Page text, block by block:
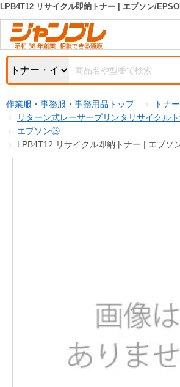
カテゴリー一覧
お知らせ
特集・キャンペーン一覧
初めての方へ
サポート＆ヘルプ
メーカーカタログ一覧
カタログ請求（無料）
キーワード検索
検索条件
商品カテゴリから選ぶ
円から
円まで
LPB4T12 リサイクル即納トナー | エプソン/
作業服・事務服・事務用品トップ
トナ
リターン式レーザープリンタリサイクル
エプソン③
LPB4T12 リサイクル即納トナー | エプソ